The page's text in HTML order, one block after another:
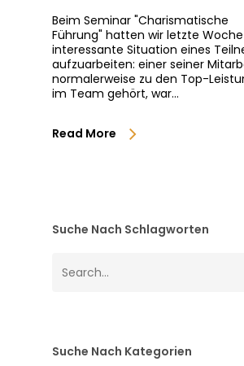
Beim Seminar "Charismatische
Führung" hatten wir letzte
interessante Situation eines
aufzuarbeiten: einer seiner
normalerweise zu den Top-
im Team gehört, war…
Read More
Suche Nach Schlagworten
Suche Nach Kategorien